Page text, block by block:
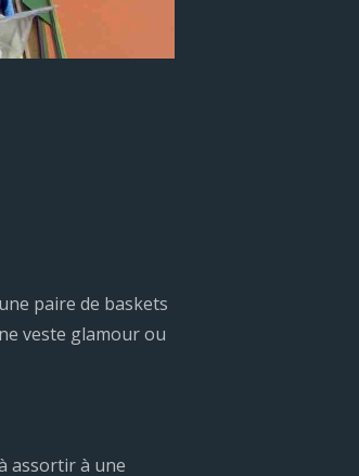
paire de baskets
veste glamour ou
assortir à une